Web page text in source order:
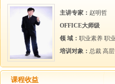
主讲专家： 赵明哲
OFFICE大师级
领 域： 职业素养 职
培训对象： 总裁 高
课程收益